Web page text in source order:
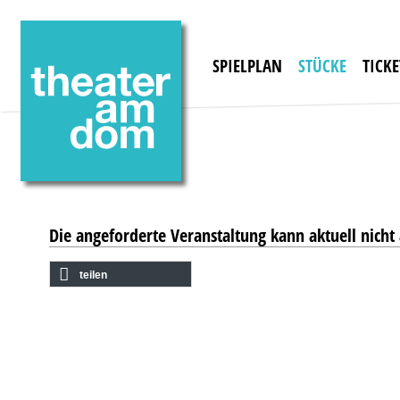
SPIELPLAN STÜCKE
Die angeforderte Veranstaltung kann aktuell
teilen